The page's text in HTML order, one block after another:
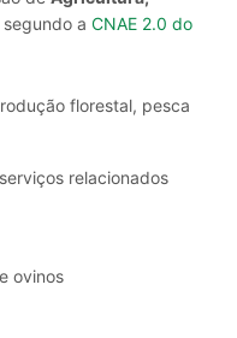
segundo a CNAE 2.0 do
florestal, pesca
relacionados
ovinos